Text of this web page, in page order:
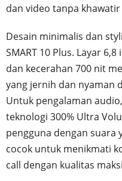
dan video tanpa
Desain minimalis dan
SMART 10 Plus. Layar
dan kecerahan 700 nit
yang jernih dan nyaman
Untuk pengalaman
teknologi 300% Ultra
pengguna dengan suara
cocok untuk menikmati
call dengan kualitas